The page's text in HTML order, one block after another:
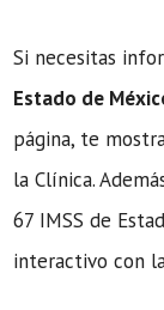
Si necesitas
Estado de
página, te
la Clínica.
67 IMSS de
interactivo con